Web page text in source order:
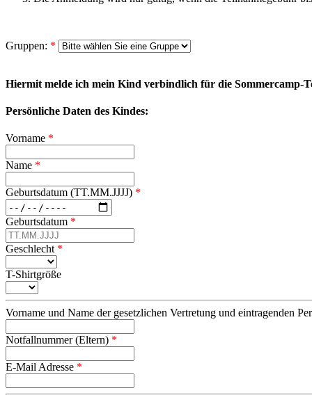
Gruppen: *
Hiermit melde ich mein Kind verbindlich für die Sommercamp-
Persönliche Daten des Kindes:
Vorname *
Name *
Geburtsdatum (TT.MM.JJJJ) *
Geburtsdatum *
Geschlecht *
T-Shirtgröße
Vorname und Name der gesetzlichen Vertretung und eintragenden
Notfallnummer (Eltern) *
E-Mail Adresse *